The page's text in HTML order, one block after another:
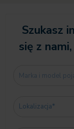
Szukasz
się z